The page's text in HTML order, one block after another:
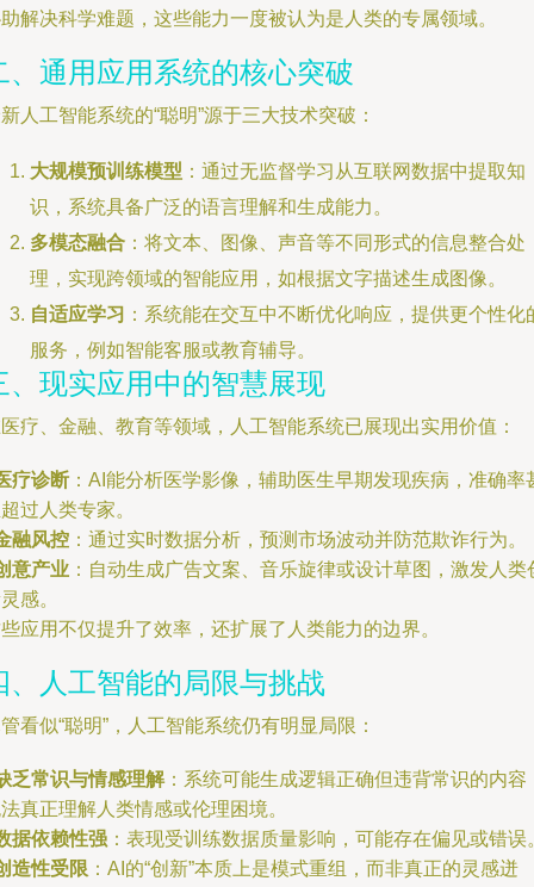
解决科学难题，这些能力一度被认为是人类的专属领域。
、通用应用系统的核心突破
人工智能系统的“聪明”源于三大技术突破：
大规模预训练模型 ：通过无监督学习从互联网数据中提取知
识，系统具备广泛的语言理解和生成能力。
多模态融合 ：将文本、图像、声音等不同形式的信息整合处
理，实现跨领域的智能应用，如根据文字描述生成图像。
自适应学习 ：系统能在交互中不断优化响应，提供更个性化
服务，例如智能客服或教育辅导。
、现实应用中的智慧展现
疗、金融、教育等领域，人工智能系统已展现出实用价值：
疗诊断 ：AI能分析医学影像，辅助医生早期发现疾病，准确率
过人类专家。
融风控 ：通过实时数据分析，预测市场波动并防范欺诈行为。
意产业 ：自动生成广告文案、音乐旋律或设计草图，激发人类
感。
应用不仅提升了效率，还扩展了人类能力的边界。
、人工智能的局限与挑战
看似“聪明”，人工智能系统仍有明显局限：
乏常识与情感理解：系统可能生成逻辑正确但违背常识的内容
真正理解人类情感或伦理困境。
据依赖性强 ：表现受训练数据质量影响，可能存在偏见或错误
造性受限 ：AI的“创新”本质上是模式重组，而非真正的灵感迸